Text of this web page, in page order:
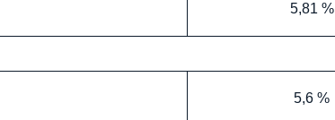
5,81 %
5,6 %